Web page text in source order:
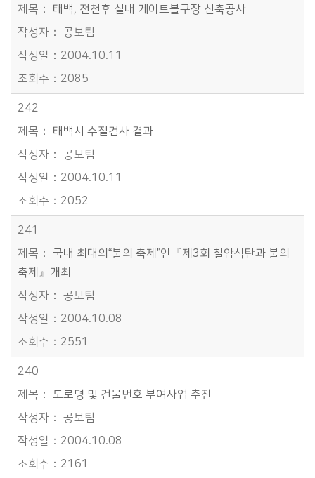
태백, 전천후 실내 게이트볼구장 신축공사
공보팀
2004.10.11
2085
242
태백시 수질검사 결과
공보팀
2004.10.11
2052
241
국내 최대의“불의 축제”인『제3회 철암석탄과 불의
축제』개최
공보팀
2004.10.08
2551
240
도로명 및 건물번호 부여사업 추진
공보팀
2004.10.08
2161